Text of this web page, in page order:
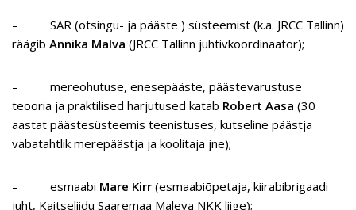
– SAR (otsingu- ja pääste ) süsteemist (k.a. JRCC Tallinn)
räägib Annika Malva (JRCC Tallinn juhtivkoordinaator);
– mereohutuse, enesepääste, päästevarustuse
teooria ja praktilised harjutused katab Robert Aasa (30
aastat päästesüsteemis teenistuses, kutseline päästja
vabatahtlik merepäästja ja koolitaja jne);
– esmaabi Mare Kirr (esmaabiõpetaja, kiirabibrigaadi
juht, Kaitseliidu Saaremaa Maleva NKK liige);